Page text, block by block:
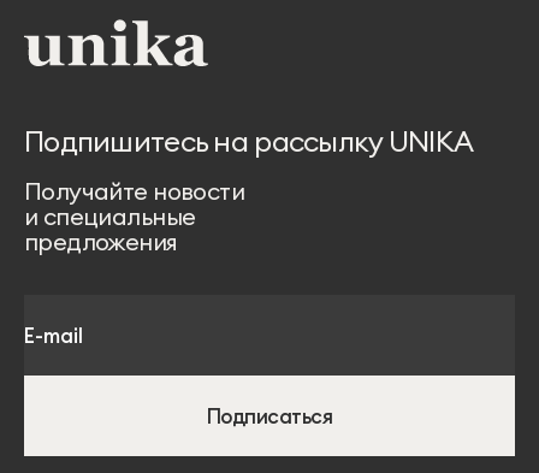
Подпишитесь на рассылку UNIKA
Получайте новости
и специальные
предложения
Подписаться